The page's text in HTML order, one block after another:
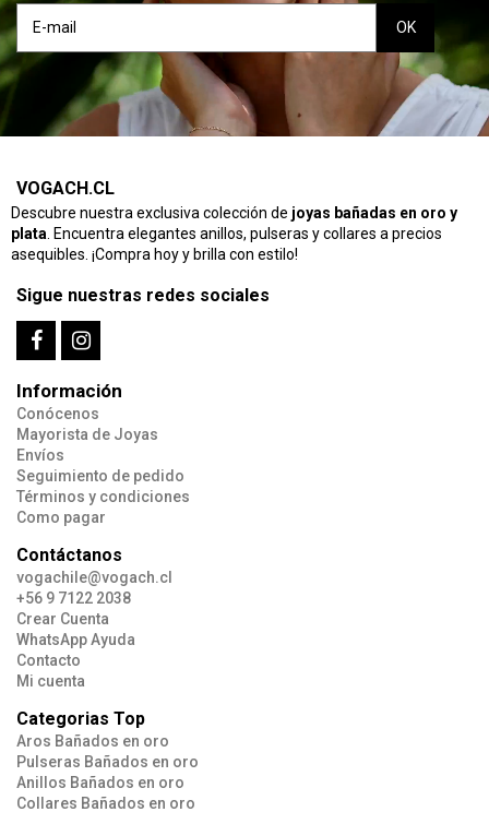
VOGACH.CL
Descubre nuestra exclusiva colección de joyas bañadas en oro y
plata . Encuentra elegantes anillos, pulseras y collares a precios
asequibles. ¡Compra hoy y brilla con estilo!
Sigue nuestras redes sociales
Información
Conócenos
Mayorista de Joyas
Envíos
Seguimiento de pedido
Términos y condiciones
Como pagar
Contáctanos
vogachile@vogach.cl
+56 9 7122 2038
Crear Cuenta
WhatsApp Ayuda
Contacto
Mi cuenta
Categorias Top
Aros Bañados en oro
Pulseras Bañados en oro
Anillos Bañados en oro
Collares Bañados en oro